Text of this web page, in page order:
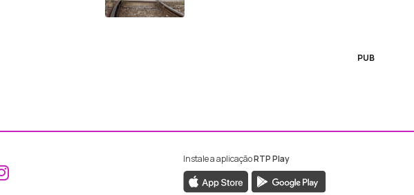
PUB
ao Facebook da RTP Madeira
Aceder ao Instagram da RTP Madeira
Instale a aplicaçãoRTP Play